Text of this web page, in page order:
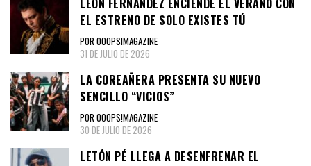
EL ESTRENO DE SOLO EXISTES TÚ
POR OOOPS!MAGAZINE
31 DE JULIO DE 2026
LA COREAÑERA PRESENTA SU NUEVO
SENCILLO “VICIOS”
POR OOOPS!MAGAZINE
30 DE JULIO DE 2026
LETÓN PÉ LLEGA A DESENFRENAR EL